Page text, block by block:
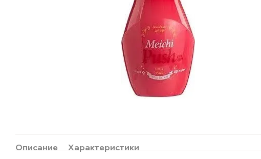
Описание
Характеристики